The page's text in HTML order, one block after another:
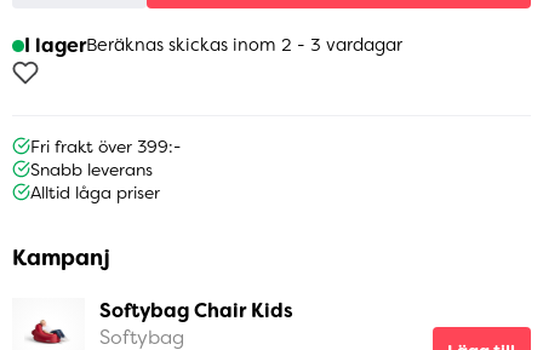
I lagerBeräknas skickas inom 2 - 3 vardagar
Fri frakt över 399:-
Snabb leverans
Alltid låga priser
Kampanj
Softybag Chair Kids
Softybag